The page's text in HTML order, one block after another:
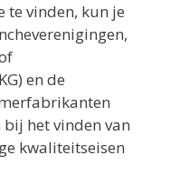
vinden, kun je
en de
bij het vinden van
kwaliteitseisen